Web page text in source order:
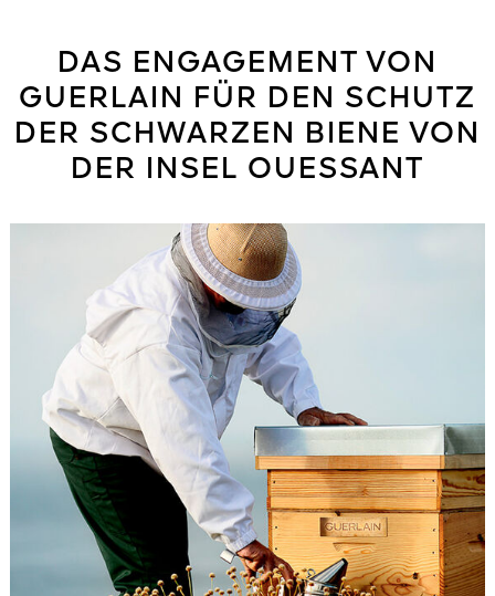
DAS ENGAGEMENT VON
GUERLAIN FÜR DEN SCHUTZ
DER SCHWARZEN BIENE VON
DER INSEL OUESSANT